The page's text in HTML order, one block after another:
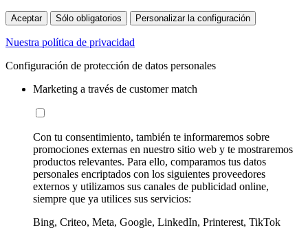
Aceptar Sólo obligatorios Personalizar la configuración
Nuestra política de privacidad
Configuración de protección de datos personales
Marketing a través de customer match
Con tu consentimiento, también te informaremos sobre
promociones externas en nuestro sitio web y te mostraremos
productos relevantes. Para ello, comparamos tus datos
personales encriptados con los siguientes proveedores
externos y utilizamos sus canales de publicidad online,
siempre que ya utilices sus servicios:
Bing, Criteo, Meta, Google, LinkedIn, Printerest, TikTok